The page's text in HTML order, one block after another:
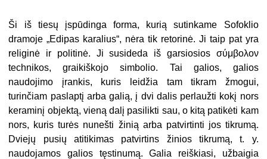
Ši iš tiesų įspūdinga forma, kurią sutinkame Sofoklio
dramoje „Edipas karalius“, nėra tik retorinė. Ji taip pat yra
religinė ir politinė. Ji susideda iš garsiosios σύμβολον
technikos, graikiškojo simbolio. Tai galios, galios
naudojimo įrankis, kuris leidžia tam tikram žmogui,
turinčiam paslaptį arba galią, į dvi dalis perlaužti kokį nors
keraminį objektą, vieną dalį pasilikti sau, o kitą patikėti kam
nors, kuris turės nunešti žinią arba patvirtinti jos tikrumą.
Dviejų pusių atitikimas patvirtins žinios tikrumą, t. y.
naudojamos galios tęstinumą. Galia reiškiasi, užbaigia